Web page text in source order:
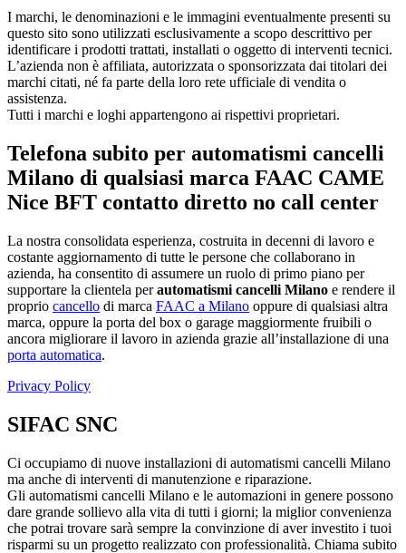
I marchi, le denominazioni e le immagini eventualmente presenti su
questo sito sono utilizzati esclusivamente a scopo descrittivo per
identificare i prodotti trattati, installati o oggetto di interventi tecnici.
L’azienda non è affiliata, autorizzata o sponsorizzata dai titolari dei
marchi citati, né fa parte della loro rete ufficiale di vendita o
assistenza.
Tutti i marchi e loghi appartengono ai rispettivi proprietari.
Telefona subito per automatismi cancelli
Milano di qualsiasi marca FAAC CAME
Nice BFT contatto diretto no call center
La nostra consolidata esperienza, costruita in decenni di lavoro e
costante aggiornamento di tutte le persone che collaborano in
azienda, ha consentito di assumere un ruolo di primo piano per
supportare la clientela perautomatismi cancelli Milano e rendere il
proprio cancello di marca FAAC a Milano oppure di qualsiasi altra
marca, oppure la porta del box o garage maggiormente fruibili o
ancora migliorare il lavoro in azienda grazie all’installazione di una
porta automatica.
Privacy Policy
SIFAC SNC
Ci occupiamo di nuove installazioni di automatismi cancelli Milano
ma anche di interventi di manutenzione e riparazione.
Gli automatismi cancelli Milano e le automazioni in genere possono
dare grande sollievo alla vita di tutti i giorni; la miglior convenienza
che potrai trovare sarà sempre la convinzione di aver investito i tuoi
risparmi su un progetto realizzato con professionalità. Chiama subito